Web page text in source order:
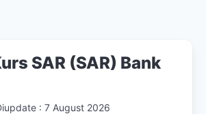
SAR (SAR) Bank
: 7 August 2026